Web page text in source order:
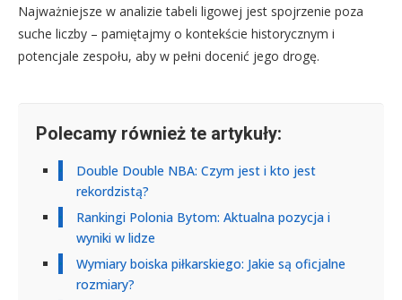
Najważniejsze w analizie tabeli ligowej jest spojrzenie poza
suche liczby – pamiętajmy o kontekście historycznym i
potencjale zespołu, aby w pełni docenić jego drogę.
Polecamy również te artykuły:
Double Double NBA: Czym jest i kto jest
rekordzistą?
Rankingi Polonia Bytom: Aktualna pozycja i
wyniki w lidze
Wymiary boiska piłkarskiego: Jakie są oficjalne
rozmiary?